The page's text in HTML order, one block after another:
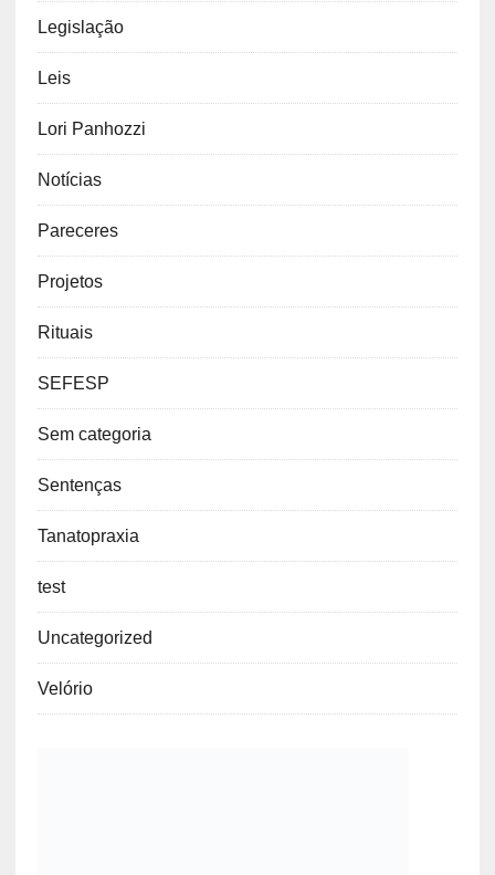
Legislação
Leis
Lori Panhozzi
Notícias
Pareceres
Projetos
Rituais
SEFESP
Sem categoria
Sentenças
Tanatopraxia
test
Uncategorized
Velório